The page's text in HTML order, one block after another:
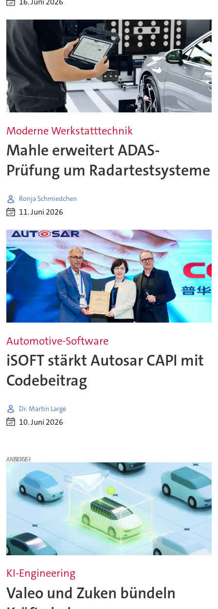
Moderne Werkstatttechnik
Mahle erweitert ADAS-
Prüfung um Radartestsysteme
Ronja Schmiedchen
11. Juni 2026
Automotive-Software
iSOFT stärkt Autosar CAPI mit
Codebeitrag
Dr. Martin Large
10. Juni 2026
ANZEIGE
KI-Engineering
Valeo und Zuken bündeln